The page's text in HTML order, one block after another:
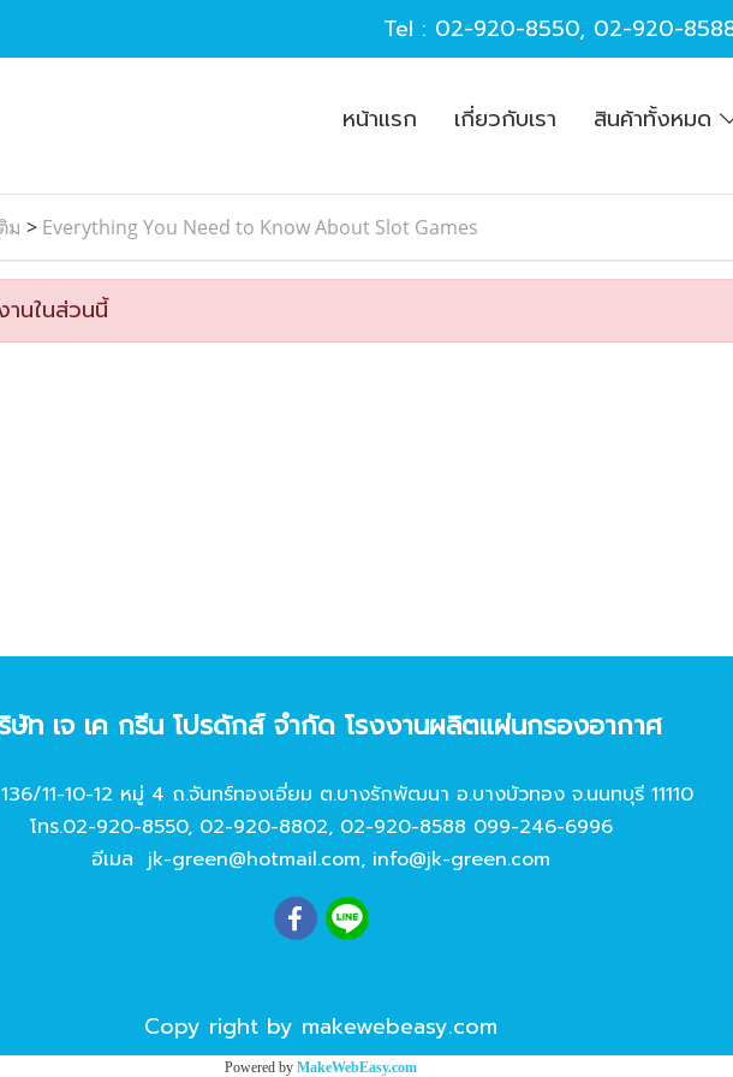
Tel : 02-920-8550, 02-920-
หน้าแรก เกี่ยวกับเรา สินค้าทั้งหมด
ม > Everything You Need to Know About Slot Games
านในส่วนนี้
ษัท เจ เค กรีน โปรดักส์ จํากัด โรงงานผลิตแผ่นกรองอากาศ
11-10-12 หมู่ 4 ถ.จันทร์ทองเอี่ยม ต.บางรักพัฒนา อ.บางบัวทอง จ.นนทบุรี 11110
โทร.02-920-8550, 02-920-8802, 02-920-8588 099-246-6996
อีเมล jk-green@hotmail.com, info@jk-green.com
Copy right by makewebeasy.com
Powered by MakeWebEasy.com